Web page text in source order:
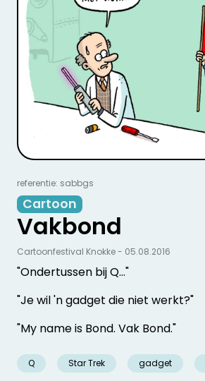
referentie: sabbgs
Cartoon
Vakbond
"Ondertussen bij Q…"
"Je wil 'n gadget die niet werkt?"
"My name is Bond. Vak Bond."
Q Star Trek gadget
Cartoonfestival Knokke - 05.08.2016